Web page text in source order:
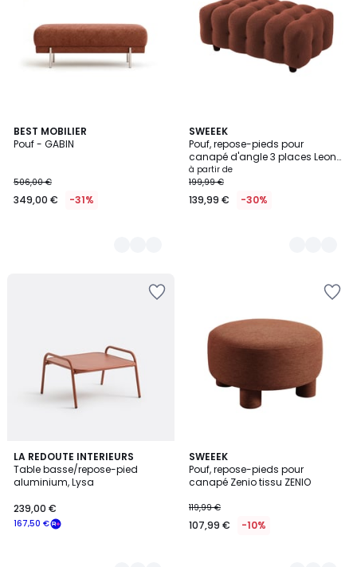
BEST MOBILIER
Pouf - GABIN
506,00 €
349,00 € -31%
7
Couleurs
SWEEEK
Pouf, repose-pieds pour
canapé d'angle 3 places Leon
bouclette texturée LEON
à partir de
199,99 €
139,99 € -30%
4
Couleurs
LA REDOUTE INTERIEURS
Table basse/repose-pied
aluminium, Lysa
167,50 €
239,00 €
2
Couleurs
SWEEEK
Pouf, repose-pieds pour
canapé Zenio tissu ZENIO
119,99 €
107,99 € -10%
4
Couleurs